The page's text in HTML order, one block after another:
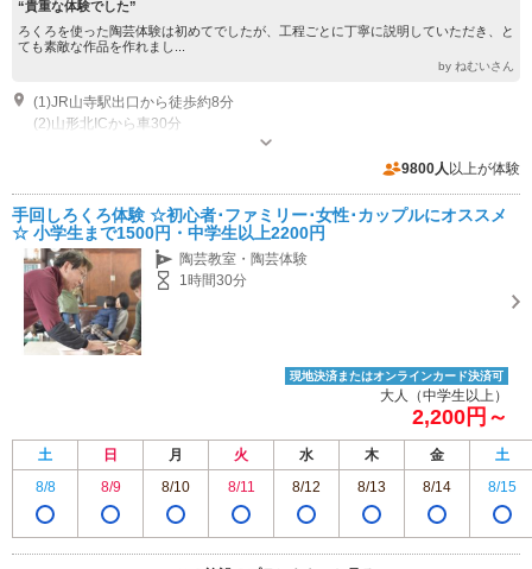
“貴重な体験でした”
ろくろを使った陶芸体験は初めてでしたが、工程ごとに丁寧に説明していただき、と
ても素敵な作品を作れまし...
by ねむいさん
(1)JR山寺駅出口から徒歩約8分
(2)山形北ICから車30分
営業時間：10時～15時 休業日：4月～11月無休 その他：12月～3月冬季間
9800人 以上が体験
手回しろくろ体験 ☆初心者･ファミリー･女性･カップルにオススメ
☆ 小学生まで1500円・中学生以上2200円
陶芸教室・陶芸体験
1時間30分
現地決済またはオンラインカード決済可
大人（中学生以上）
2,200円～
土 日 月 火 水 木 金
土
8/8
8/9 8/10 8/11 8/12 8/13 8/14 8/15